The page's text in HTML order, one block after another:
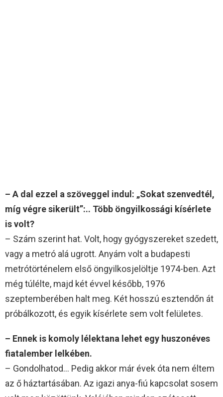
– A dal ezzel a szöveggel indul: „Sokat szenvedtél,
míg végre sikerült”:.. Több öngyilkossági kísérlete
is volt?
– Szám szerint hat. Volt, hogy gyógyszereket szedett,
vagy a metró alá ugrott. Anyám volt a budapesti
metrótörténelem első öngyilkosjelöltje 1974-ben. Azt
még túlélte, majd két évvel később, 1976
szeptemberében halt meg. Két hosszú esztendőn át
próbálkozott, és egyik kísérlete sem volt felületes.
– Ennek is komoly lélektana lehet egy huszonéves
fiatalember lelkében.
– Gondolhatod… Pedig akkor már évek óta nem éltem
az ő háztartásában. Az igazi anya-fiú kapcsolat sosem